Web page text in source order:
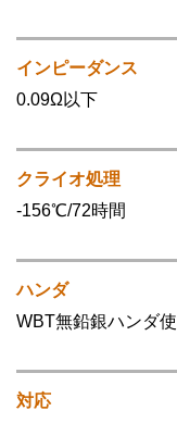
インピーダンス
0.09Ω以下
クライオ処理
-156℃/72時間
ハンダ
WBT無鉛銀ハンダ
対応